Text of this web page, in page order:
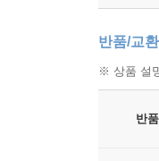
세계를
깊이 있
『사이
반품/교
※ 상품 설
반